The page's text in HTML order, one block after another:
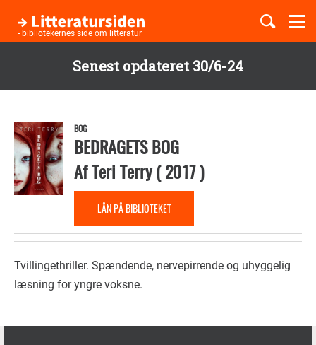
Senest opdateret 30/6-24
hovedindhold
- bibliotekernes side om litteratur
Børnebøger
Temaer
BOG
BEDRAGETS BOG
AfTeri Terry(2017)
LÅN PÅ BIBLIOTEKET
Tvillingethriller. Spændende, nervepirrende og uhyggelig
læsning for yngre voksne.